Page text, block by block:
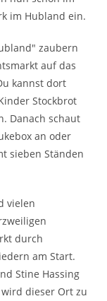
im Hubland ein.
zaubern
auf das
kannst dort
Stockbrot
Danach schaut
an oder
sieben Ständen
vielen
durch
am Start.
Stine Hassing
dieser Ort zu